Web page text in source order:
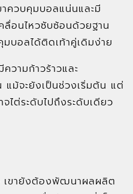
ควบคุมบอลแน่นและมี
ลื่อนไหวซับซ้อนด้วยฐาน
บอลได้ติดเท้าคู่เดิมง่าย
วามก้าวร้าวและ
ม้จะยังเป็นช่วงเริ่มต้น แต่
ไต่ระดับไปถึงระดับเดียว
เขายังต้องพัฒนาผลผลิต